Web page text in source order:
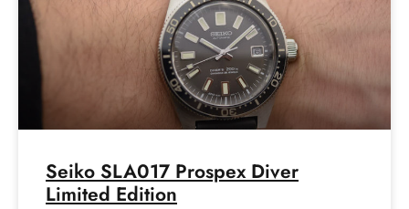
Seiko SLA017 Prospex Diver
Limited Edition